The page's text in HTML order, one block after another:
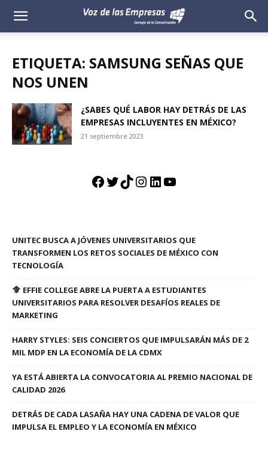
Voz
Empresas
ETIQUETA: SAMSUNG SEÑAS QUE
NOS UNEN
¿SABES QUÉ LABOR HAY DETRÁS DE LAS
EMPRESAS INCLUYENTES EN MÉXICO?
21 septiembre 2023
Facebook
Twitter
TikTok
Instagram
LinkedIn
YouTube
UNITEC BUSCA A JÓVENES UNIVERSITARIOS QUE
TRANSFORMEN LOS RETOS SOCIALES DE MÉXICO CON
TECNOLOGÍA
EFFIE COLLEGE ABRE LA PUERTA A ESTUDIANTES
UNIVERSITARIOS PARA RESOLVER DESAFÍOS REALES DE
MARKETING
HARRY STYLES: SEIS CONCIERTOS QUE IMPULSARÁN MÁS DE 2
MIL MDP EN LA ECONOMÍA DE LA CDMX
YA ESTÁ ABIERTA LA CONVOCATORIA AL PREMIO NACIONAL DE
CALIDAD 2026
DETRÁS DE CADA LASAÑA HAY UNA CADENA DE VALOR QUE
IMPULSA EL EMPLEO Y LA ECONOMÍA EN MÉXICO